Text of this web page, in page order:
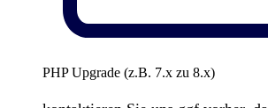
PHP Upgrade (z.B. 7.x zu 8.x)